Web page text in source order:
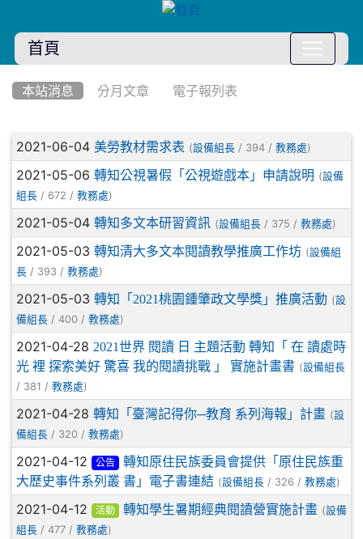
首頁
本站消息 分月文章 電子報列表
文章列表
2021-06-04 美勞教材需求表 (設備組長 / 394 / 教務處)
2021-05-06 轉知公視暑假「公視遊戲本」申請說明 (設備
組長 / 672 / 教務處)
2021-05-04 轉知多文本研習資訊 (設備組長 / 375 / 教務處)
2021-05-03 轉知清大多文本閱讀教學推廣工作坊 (設備組
長 / 393 / 教務處)
2021-05-03 轉知「2021桃園鍾肇政文學獎」推廣活動 (設
備組長 / 400 / 教務處)
2021-04-28 2021世界 閱讀 日 主題活動 轉知「 在 讀處時
光 裡 探索美好 驚喜 我的閱讀挑戰 」 實施計畫書 (設備組長
/ 381 / 教務處)
2021-04-28 轉知「臺灣記得你─教育 系列海報」計畫 (設
備組長 / 320 / 教務處)
2021-04-12 公告
轉知原住民族委員會提供「原住民族重
大歷史事件系列叢 書」電子書連結 (設備組長 / 326 / 教務處)
2021-04-12 活動 轉知學生暑期經典閱讀營實施計畫 (設備
組長 / 477 / 教務處)